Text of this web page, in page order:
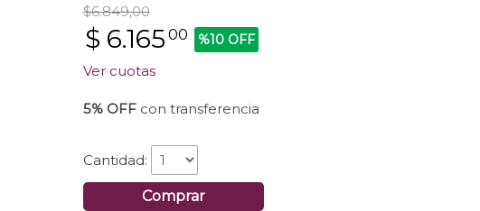
$6.849,00
$ 6.165 00 %10 OFF
Ver cuotas
5% OFFcon transferencia
Cantidad:
Comprar